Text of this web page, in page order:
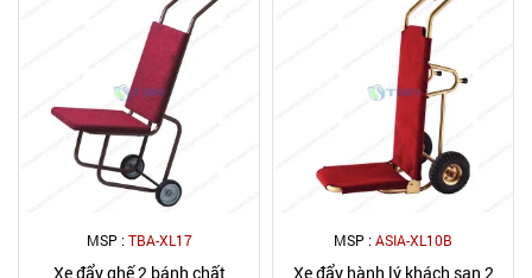
MSP :TBA-XL17
Xe đẩy ghế 2 bánh chất
MSP :ASIA-XL10B
Xe đẩy hành lý khách sạn 2